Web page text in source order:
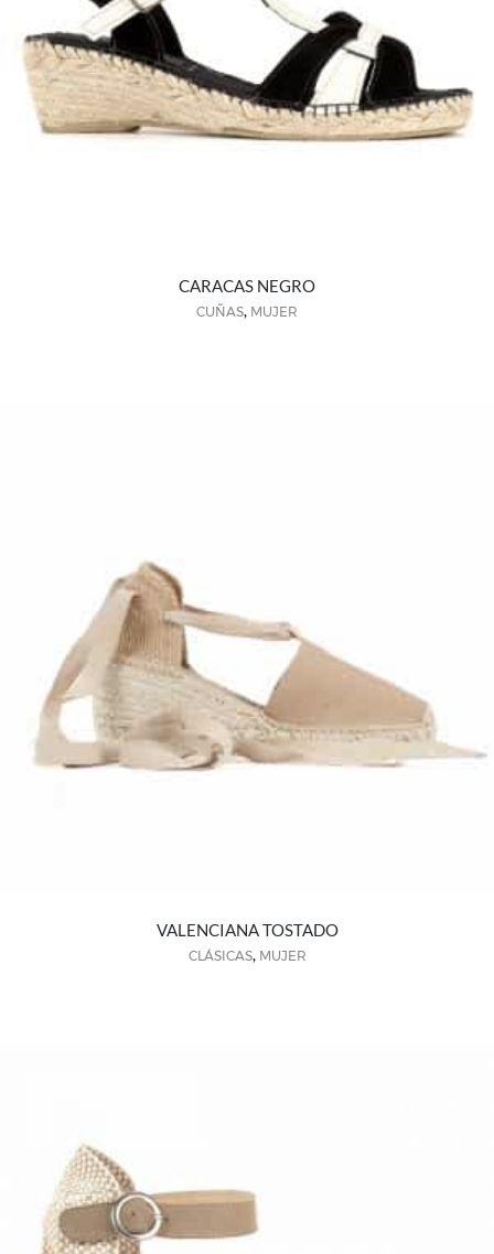
CARACAS NEGRO
CUÑAS, MUJER
VALENCIANA TOSTADO
CLÁSICAS, MUJER